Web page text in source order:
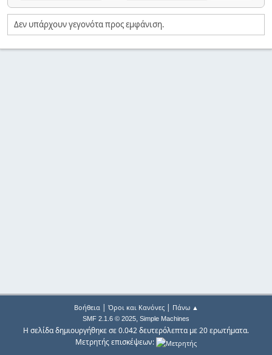
Δεν υπάρχουν γεγονότα προς εμφάνιση.
Βοήθεια| Όροι και Κανόνες| Πάνω ▲
SMF 2.1.6 © 2025, Simple Machines
Η σελίδα δημιουργήθηκε σε 0.042 δευτερόλεπτα με 20 ερωτήματα.
Μετρητής επισκέψεων: